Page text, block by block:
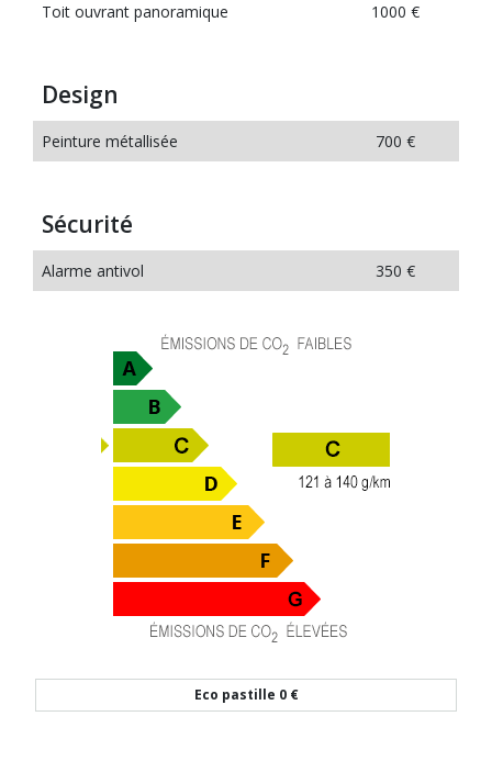
Toit ouvrant panoramique
1000 €
Design
Peinture métallisée 700 €
Sécurité
Alarme antivol 350 €
Eco pastille 0 €